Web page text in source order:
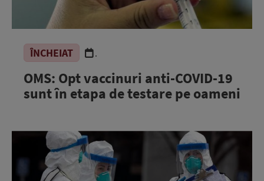
ÎNCHEIAT .
OMS: Opt vaccinuri anti-COVID-19
sunt în etapa de testare pe oameni